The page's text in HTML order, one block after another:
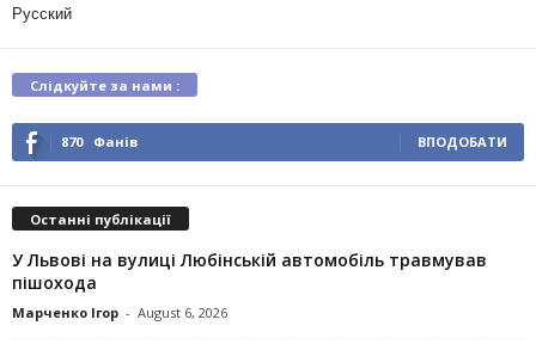
Русский
Слідкуйте за нами :
870 Фанів ВПОДОБАТИ
Останні публікації
У Львові на вулиці Любінській автомобіль травмував
пішохода
Марченко Ігор - August 6, 2026